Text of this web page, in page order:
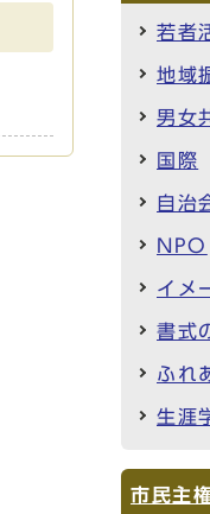
若者
地域
男女
国際
自治
NPO
イメ
書式
ふれ
生涯
市民主